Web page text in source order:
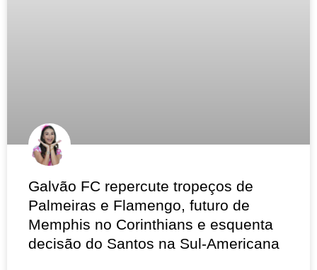
Galvão FC repercute tropeços de
Palmeiras e Flamengo, futuro de
Memphis no Corinthians e esquenta
decisão do Santos na Sul-Americana